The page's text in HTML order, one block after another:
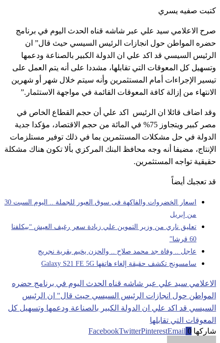
كتبت صفيه يسري
صرح الاعلامي سيد علي عبر شاشه قناه الحدث اليوم في برنامج
حضره المواطن حول انجازات الرئيس السيسي حيث قال” ان
الرئيس السيسي قد اكد علي ان الدولة الكبير بالصناعة ودعمها
وتسهيل كل المعوقات التي تقابلها، مشددا على أنه يتم العمل على
تيسير الإجراءات أمام المستثمرين وأنه سيتم خلال شهر أو شهرين
الانتهاء من إزالة كافة المعوقات القائمة في مواجهة الاستثمار.”
وقد اضاف قائلا ان الرئيس اكد علي أن حجم القطاع الخاص في
مصر كبير ويتجاوز 75% في المائة من حجم الاقتصاد، مؤكدا جدية
الدولة في حل مشكلات المستثمرين بما في ذلك توفير مستلزمات
الإنتاج، مضيفا أنه وجه محافظ البنك المركزي بألا تكون هناك مشكلة
حقيقية تواجه المستثمرين.
قد تعجبك أيضاً
اسعار الخضروات والفاكهة فى سوق العبور للجملة .. اليوم السبت 30
من إبريل
تعليق ناري من وزير التموين علي زيادة سعر رغيف العيش “بيكلفنا
60 قرشا”
عاجل .. وفاة جد محمد صلاح .. والحزن يخيم بقرية نجريج
سامسونج تكشف حقيقة إلغاء هاتفها Galaxy S21 FE 5G
الاعلامي سيد علي عبر شاشه قناه الحدث اليوم في برنامج حضره
المواطن حول انجازات الرئيس السيسي حيث قال" ان الرئيس
السيسي قد اكد علي ان الدولة الكبير بالصناعة ودعمها وتسهيل كل
المعوقات التي تقابلها
شاركها 0
FacebookTwitterPinterestEmail